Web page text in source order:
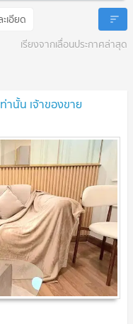
2
.ราชนันทาจารย์ สามเสนวิ
เอียด
เรียงจากเลื่อนประกาศล่าสุด
านั้น เจ้าของขาย